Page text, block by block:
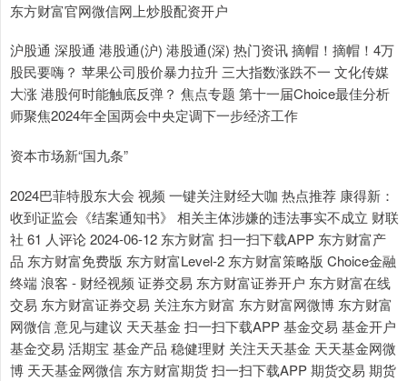
东方财富官网微信网上炒股配资开户
沪股通 深股通 港股通(沪) 港股通(深) 热门资讯 摘帽！摘帽！4万
股民要嗨？ 苹果公司股价暴力拉升 三大指数涨跌不一 文化传媒
大涨 港股何时能触底反弹？ 焦点专题 第十一届Choice最佳分析
师聚焦2024年全国两会中央定调下一步经济工作
资本市场新“国九条”
2024巴菲特股东大会 视频 一键关注财经大咖 热点推荐 康得新：
收到证监会《结案通知书》 相关主体涉嫌的违法事实不成立 财联
社 61 人评论 2024-06-12 东方财富 扫一扫下载APP 东方财富产
品 东方财富免费版 东方财富Level-2 东方财富策略版 Choice金融
终端 浪客 - 财经视频 证券交易 东方财富证券开户 东方财富在线
交易 东方财富证券交易 关注东方财富 东方财富网微博 东方财富
网微信 意见与建议 天天基金 扫一扫下载APP 基金交易 基金开户
基金交易 活期宝 基金产品 稳健理财 关注天天基金 天天基金网微
博 天天基金网微信 东方财富期货 扫一扫下载APP 期货交易 期货